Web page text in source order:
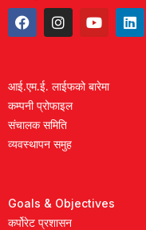
आई.एम.ई. लाईफको बारेमा
कम्पनी प्रोफाइल
संचालक समिति
व्यवस्थापन समुह
Goals & Objectives
कर्पोरेट प्रशासन